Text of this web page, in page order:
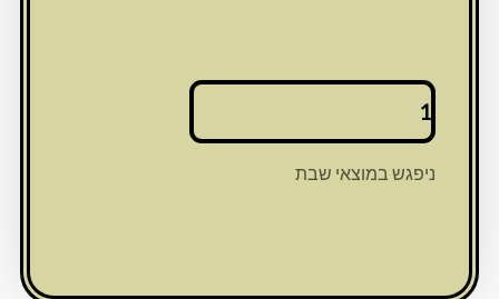
פרספקס
"מעויינים"
ניפגש במוצאי שבת